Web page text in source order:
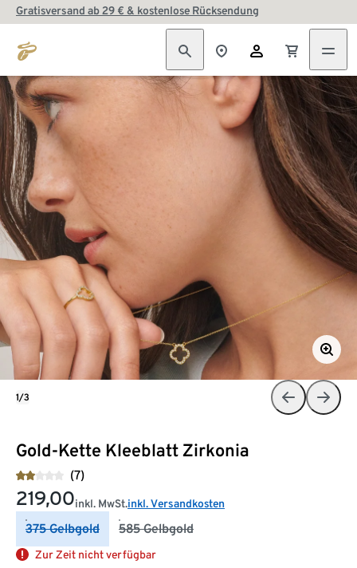
Gratisversand ab 29 € & kostenlose Rücksendung
Gold-Kette Kleeblatt Zirkonia
(7)
219,00inkl. MwSt.inkl. Versandkosten
375 Gelbgold 585 Gelbgold
Zur Zeit nicht verfügbar
1/3